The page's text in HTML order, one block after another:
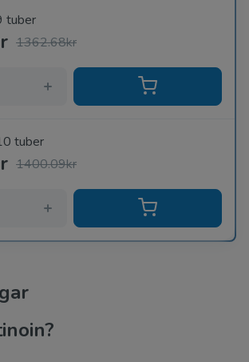
tuber
1362.68kr
tuber
1400.09kr